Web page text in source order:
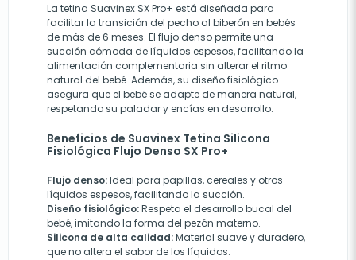
La tetina Suavinex SX Pro+ está diseñada para
facilitar la transición del pecho al biberón en bebés
de más de 6 meses. El flujo denso permite una
succión cómoda de líquidos espesos, facilitando la
alimentación complementaria sin alterar el ritmo
natural del bebé. Además, su diseño fisiológico
asegura que el bebé se adapte de manera natural,
respetando su paladar y encías en desarrollo.
Beneficios de Suavinex Tetina Silicona
Fisiológica Flujo Denso SX Pro+
Flujo denso:Ideal para papillas, cereales y otros
líquidos espesos, facilitando la succión.
Diseño fisiológico:Respeta el desarrollo bucal del
bebé, imitando la forma del pezón materno.
Silicona de alta calidad:Material suave y duradero,
que no altera el sabor de los líquidos.